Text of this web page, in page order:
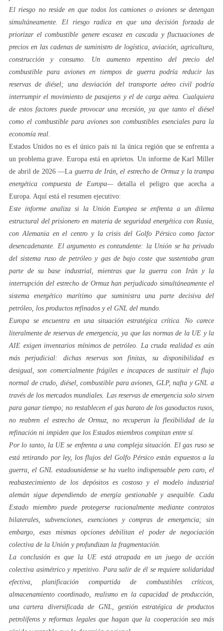
El riesgo no reside en que todos los camiones o aviones se detengan
simultáneamente. El riesgo radica en que una decisión forzada de
priorizar el combustible genere escasez en cascada y fluctuaciones de
precios en las cadenas de suministro de logística, aviación, agricultura,
construcción y consumo. Un aumento repentino del precio del
combustible para aviones en tiempos de guerra podría reducir las
reservas de diésel; una desviación del transporte aéreo civil podría
interrumpir el movimiento de pasajeros y el de carga aérea. Cualquiera
de estos factores puede provocar una recesión, ya que tanto el diésel
como el combustible para aviones son combustibles esenciales para la
economía real.
Estados Unidos no es el único país ni la única región que se enfrenta a
un problema grave. Europa está en aprietos. Un informe de Karl Miller
de abril de 2026 —La guerra de Irán, el estrecho de Ormuz y la trampa
energética compuesta de Europa—detalla el peligro que acecha a
Europa. Aquí está el resumen ejecutivo:
Este informe analiza si la Unión Europea se enfrenta a un dilema
estructural del prisionero en materia de seguridad energética con Rusia,
con Alemania en el centro y la crisis del Golfo Pérsico como factor
desencadenante. El argumento es contundente: la Unión se ha privado
del sistema ruso de petróleo y gas de bajo coste que sustentaba gran
parte de su base industrial, mientras que la guerra con Irán y la
interrupción del estrecho de Ormuz han perjudicado simultáneamente el
sistema energético marítimo que suministra una parte decisiva del
petróleo, los productos refinados y el GNL del mundo.
Europa se encuentra en una situación estratégica crítica. No carece
literalmente de reservas de emergencia, ya que las normas de la UE y la
AIE exigen inventarios mínimos de petróleo. La cruda realidad es aún
más perjudicial: dichas reservas son finitas, su disponibilidad es
desigual, son comercialmente frágiles e incapaces de sustituir el flujo
normal de crudo, diésel, combustible para aviones, GLP, nafta y GNL a
través de los mercados mundiales. Las reservas de emergencia solo sirven
para ganar tiempo; no restablecen el gas barato de los gasoductos rusos,
no reabren el estrecho de Ormuz, no recuperan la flexibilidad de la
refinación ni impiden que los Estados miembros compitan entre sí.
Por lo tanto, la UE se enfrenta a una compleja situación. El gas ruso se
está retirando por ley, los flujos del Golfo Pérsico están expuestos a la
guerra, el GNL estadounidense se ha vuelto indispensable pero caro, el
reabastecimiento de los depósitos es costoso y el modelo industrial
alemán sigue dependiendo de energía gestionable y asequible. Cada
Estado miembro puede protegerse racionalmente mediante contratos
bilaterales, subvenciones, exenciones y compras de emergencia; sin
embargo, esas mismas opciones debilitan el poder de negociación
colectiva de la Unión y profundizan la fragmentación.
La conclusión es que la UE está atrapada en un juego de acción
colectiva asimétrico y repetitivo. Para salir de él se requiere solidaridad
efectiva, planificación compartida de combustibles críticos,
almacenamiento coordinado, realismo en la capacidad de producción,
una cartera diversificada de GNL, gestión estratégica de productos
petrolíferos y reformas legales que hagan que la cooperación sea más